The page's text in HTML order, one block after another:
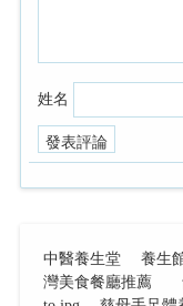
姓名
中醫養生堂 養生
灣美食餐廳推薦